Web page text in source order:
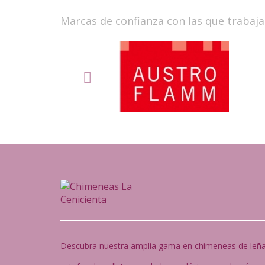
Marcas de confianza con las que
Descubra nuestra amplia gama en chimeneas de